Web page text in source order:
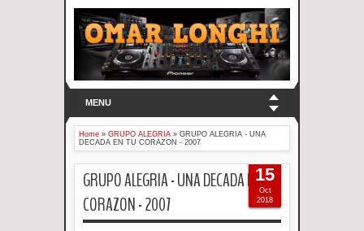
MENU
Home » GRUPO ALEGRIA » GRUPO ALEGRIA - UNA
DECADA EN TU CORAZON - 2007
GRUPO ALEGRIA - UNA DECADA EN TU
CORAZON - 2007
15
Oct
2018